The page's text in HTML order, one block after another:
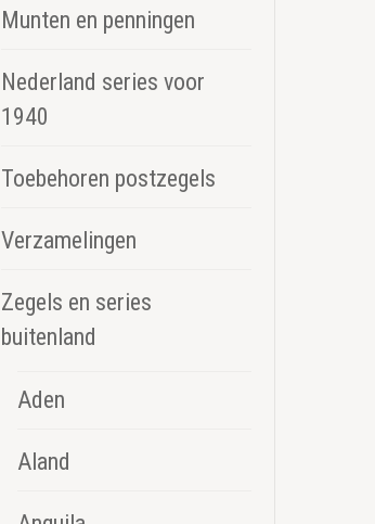
Munten en penningen
Nederland series voor
1940
Toebehoren postzegels
Verzamelingen
Zegels en series
buitenland
Aden
Aland